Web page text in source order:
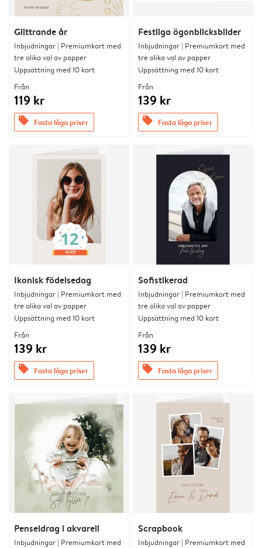
Glittrande år
Inbjudningar | Premiumkort med
tre olika val av papper
Uppsättning med 10 kort
Från
119 kr
offers Fasta låga priser
Festliga ögonblicksbilder
Inbjudningar | Premiumkort med
tre olika val av papper
Uppsättning med 10 kort
Från
139 kr
offers Fasta låga priser
Ikonisk födelsedag
Inbjudningar | Premiumkort med
tre olika val av papper
Uppsättning med 10 kort
Från
139 kr
offers Fasta låga priser
Sofistikerad
Inbjudningar | Premiumkort med
tre olika val av papper
Uppsättning med 10 kort
Från
139 kr
offers Fasta låga priser
Penseldrag i akvarell
Inbjudningar | Premiumkort med
Scrapbook
Inbjudningar | Premiumkort med